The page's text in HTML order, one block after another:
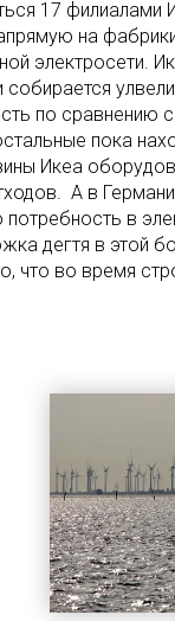
17 филиалами
на
электросети.
собирается
по сравнению
пока
Икеа
А в
в
дегтя в этой
что во время